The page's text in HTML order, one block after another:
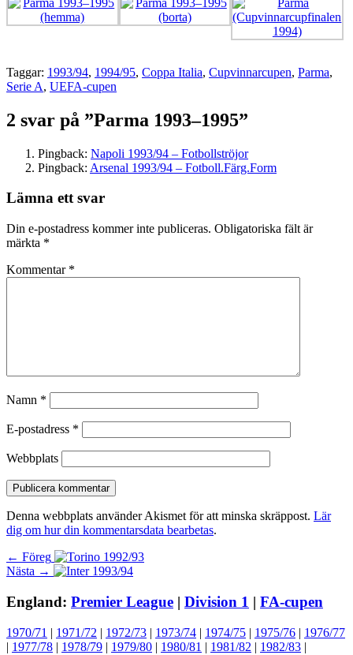
Taggar: 1993/94, 1994/95, Coppa Italia, Cupvinnarcupen, Parma,
Serie A, UEFA-cupen
2 svar på ”Parma 1993–1995”
Pingback: Napoli 1993/94 – Fotbollströjor
Pingback: Arsenal 1993/94 – Fotboll.Färg.Form
Lämna ett svar
Din e-postadress kommer inte publiceras. Obligatoriska fält är
märkta *
Kommentar *
Namn *
E-postadress *
Webbplats
Denna webbplats använder Akismet för att minska skräppost. Lär
dig om hur din kommentarsdata bearbetas.
Inläggsnavigering
← Föreg Föregående
inlägg:
Nästa → Nästa
England: Premier League | Division 1 | FA-cupen
1970/71 | 1971/72 | 1972/73 | 1973/74 | 1974/75 | 1975/76 | 1976/77
| 1977/78 | 1978/79 | 1979/80 | 1980/81 | 1981/82 | 1982/83 |